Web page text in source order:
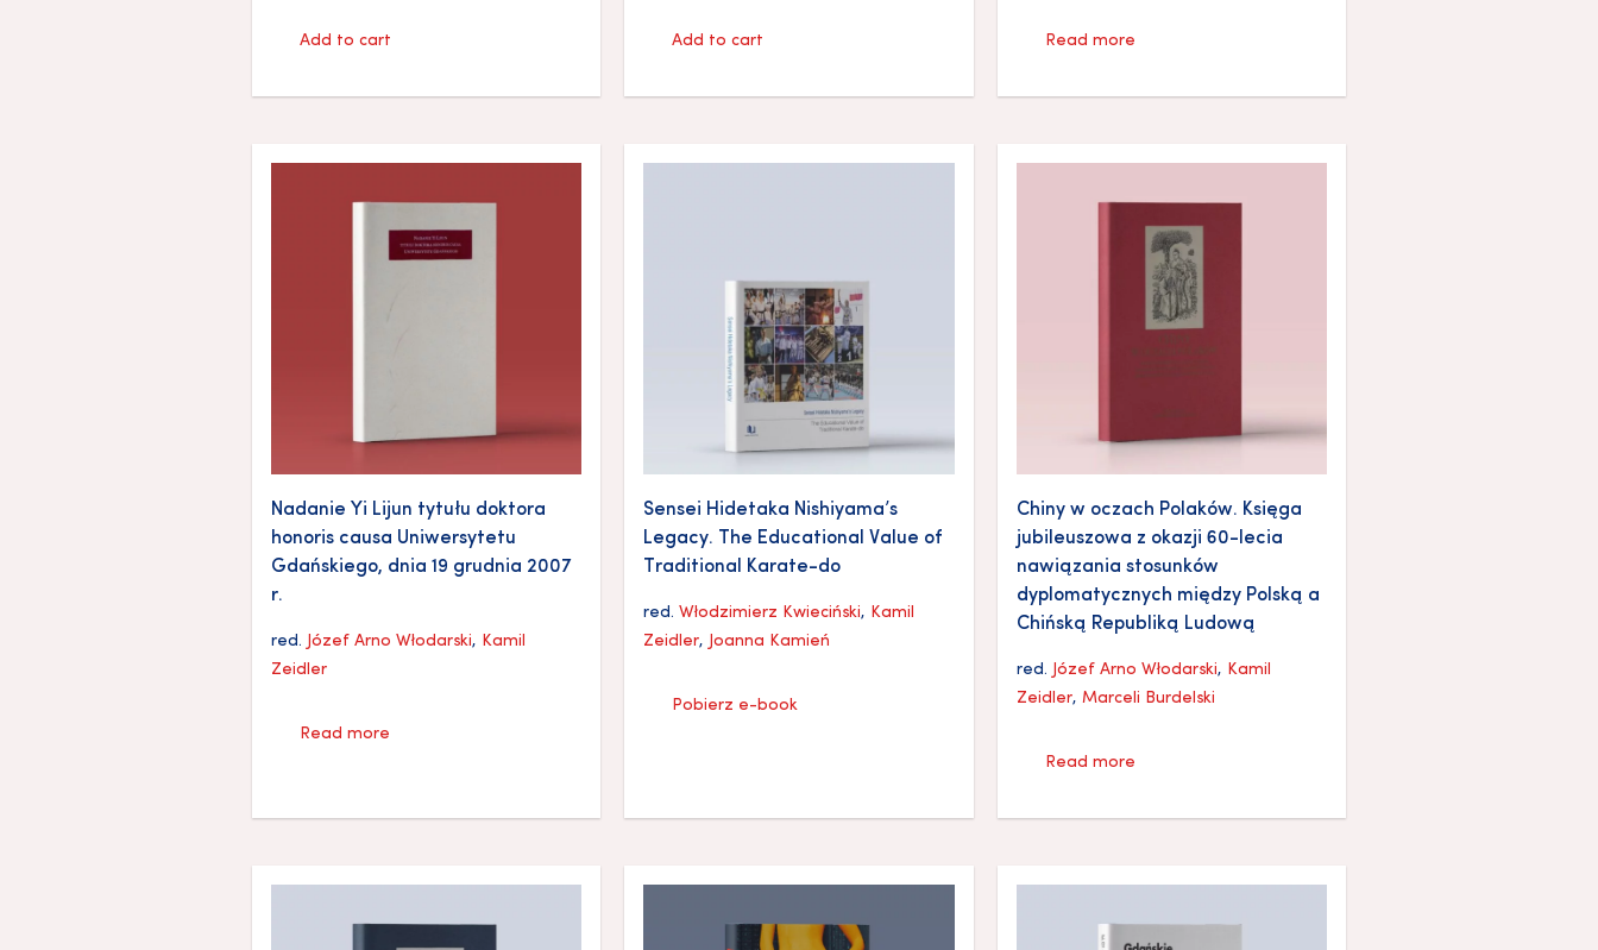
Add to cart Add to cart Read more
Nadanie Yi Lijun tytułu doktora
honoris causa Uniwersytetu
Gdańskiego, dnia 19 grudnia 2007
r.
red. Józef Arno Włodarski, Kamil
Zeidler
Read more
Sensei Hidetaka Nishiyama’s
Legacy. The Educational Value of
Traditional Karate-do
red. Włodzimierz Kwieciński, Kamil
Zeidler, Joanna Kamień
Pobierz e-book
Chiny w oczach Polaków. Księga
jubileuszowa z okazji 60-lecia
nawiązania stosunków
dyplomatycznych między Polską a
Chińską Republiką Ludową
red. Józef Arno Włodarski, Kamil
Zeidler, Marceli Burdelski
Read more